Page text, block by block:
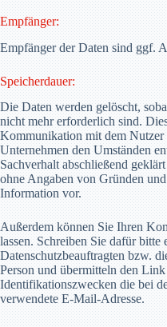
Empfänger:
Empfänger der Daten sind ggf.
Speicherdauer:
Die Daten werden gelöscht,
nicht mehr erforderlich sind.
Kommunikation mit dem Nutzer
Unternehmen den Umständen
Sachverhalt abschließend
ohne Angaben von Gründen
Information vor.
Außerdem können Sie Ihren
lassen. Schreiben Sie dafür
Datenschutzbeauftragten bzw.
Person und übermitteln den
Identifikationszwecken die bei
verwendete E-Mail-Adresse.